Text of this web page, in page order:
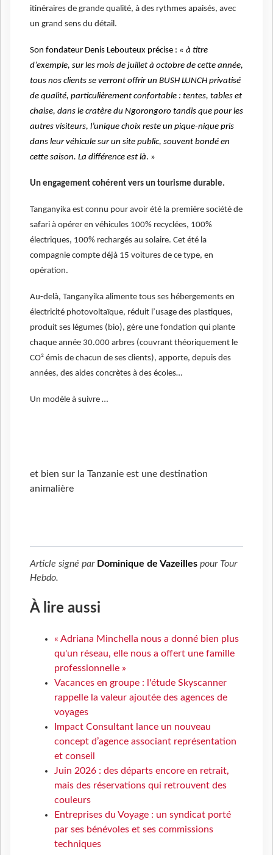
itinéraires de grande qualité, à des rythmes apaisés, avec
un grand sens du détail.
Son fondateur Denis Lebouteux précise : « à titre
d’exemple, sur les mois de juillet à octobre de cette année,
tous nos clients se verront offrir un BUSH LUNCH privatisé
de qualité, particulièrement confortable : tentes, tables et
chaise, dans le cratère du Ngorongoro tandis que pour les
autres visiteurs, l’unique choix reste un pique-nique pris
dans leur véhicule sur un site public, souvent bondé en
cette saison. La différence est là. »
Un engagement cohérent vers un tourisme durable.
Tanganyika est connu pour avoir été la première société de
safari à opérer en véhicules 100% recyclées, 100%
électriques, 100% rechargés au solaire. Cet été la
compagnie compte déjà 15 voitures de ce type, en
opération.
Au-delà, Tanganyika alimente tous ses hébergements en
électricité photovoltaïque, réduit l’usage des plastiques,
produit ses légumes (bio), gère une fondation qui plante
chaque année 30.000 arbres (couvrant théoriquement le
CO² émis de chacun de ses clients), apporte, depuis des
années, des aides concrètes à des écoles…
Un modèle à suivre …
et bien sur la Tanzanie est une destination
animalière
Article signé par Dominique de Vazeilles pour Tour
Hebdo.
À lire aussi
« Adriana Minchella nous a donné bien plus
qu'un réseau, elle nous a offert une famille
professionnelle »
Vacances en groupe : l'étude Skyscanner
rappelle la valeur ajoutée des agences de
voyages
Impact Consultant lance un nouveau
concept d’agence associant représentation
et conseil
Juin 2026 : des départs encore en retrait,
mais des réservations qui retrouvent des
couleurs
Entreprises du Voyage : un syndicat porté
par ses bénévoles et ses commissions
techniques